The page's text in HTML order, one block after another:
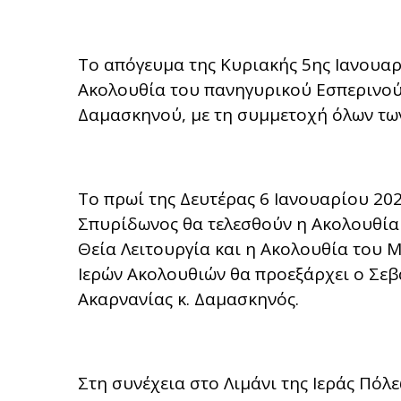
Το απόγευμα της Κυριακής 5ης
Ακολουθία του πανηγυρικού
Δαμασκηνού, με τη συμμετοχή όλων
Το πρωί της Δευτέρας 6 Ιανουαρίου
Σπυρίδωνος θα τελεσθούν η
Θεία Λειτουργία και η Ακολουθία
Ιερών Ακολουθιών θα προεξάρχει ο
Ακαρνανίας κ. Δαμασκηνός.
Στη συνέχεια στο Λιμάνι της Ιεράς